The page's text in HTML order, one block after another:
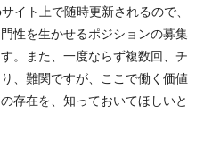
イト上で随時更新されるので、
性を生かせるポジションの募集
。また、一度ならず複数回、チ
、難関ですが、ここで働く価値
存在を、知っておいてほしいと